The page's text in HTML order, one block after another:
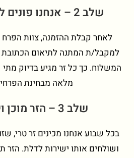
שלב 2 – אנחנו פונים למקבל המתנה
לאחר קבלת ההזמנה, צוות
למקבל/ת המתנה לתיאום הכתובת
המשלוח. כך כל זר מגיע בדיוק
מלאה מבחינת
שלב 3 – הזר מוכן ויוצא לדרך
בכל שבוע אנחנו מכינים זר טרי,
ושולחים אותו ישירות לדלת.